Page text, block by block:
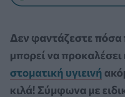
Δεν φαντάζεστε
μπορεί να
στοματική υγιεινή
κιλά! Σύμφωνα με